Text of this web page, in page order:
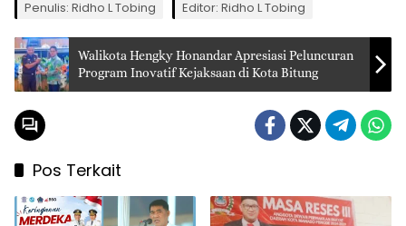
Penulis: Ridho L Tobing Editor: Ridho L Tobing
Walikota Hengky Honandar Apresiasi Peluncuran
Program Inovatif Kejaksaan di Kota Bitung
Pos Terkait